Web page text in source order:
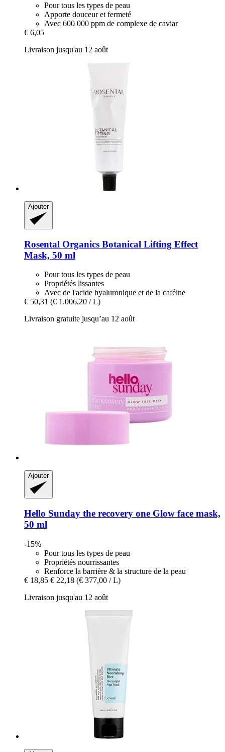
Pour tous les types de peau
Apporte douceur et fermeté
Avec 600 000 ppm de complexe de caviar
€ 6,05
Livraison jusqu'au 12 août
Ajouter
Rosental Organics Botanical Lifting Effect
Mask, 50 ml
Pour tous les types de peau
Propriétés lissantes
Avec de l'acide hyaluronique et de la caféine
€ 50,31 (€ 1.006,20 / L)
Livraison gratuite jusqu’au 12 août
Ajouter
Hello Sunday the recovery one Glow face mask,
50 ml
-15%
Pour tous les types de peau
Propriétés nourrissantes
Renforce la barrière & la structure de la peau
€ 18,85 € 22,18 (€ 377,00 / L)
Livraison jusqu'au 12 août